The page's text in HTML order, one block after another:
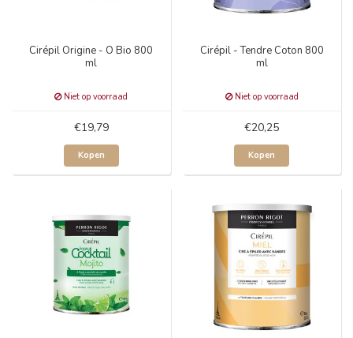
Cirépil Origine - O Bio 800
ml
Niet op voorraad
€19,79
Kopen
Cirépil - Tendre Coton 800
ml
Niet op voorraad
€20,25
Kopen